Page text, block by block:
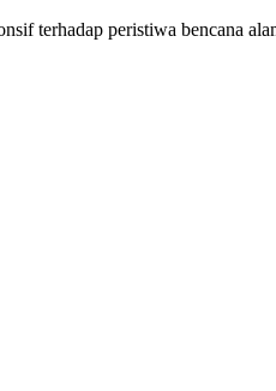
terhadap peristiwa bencana